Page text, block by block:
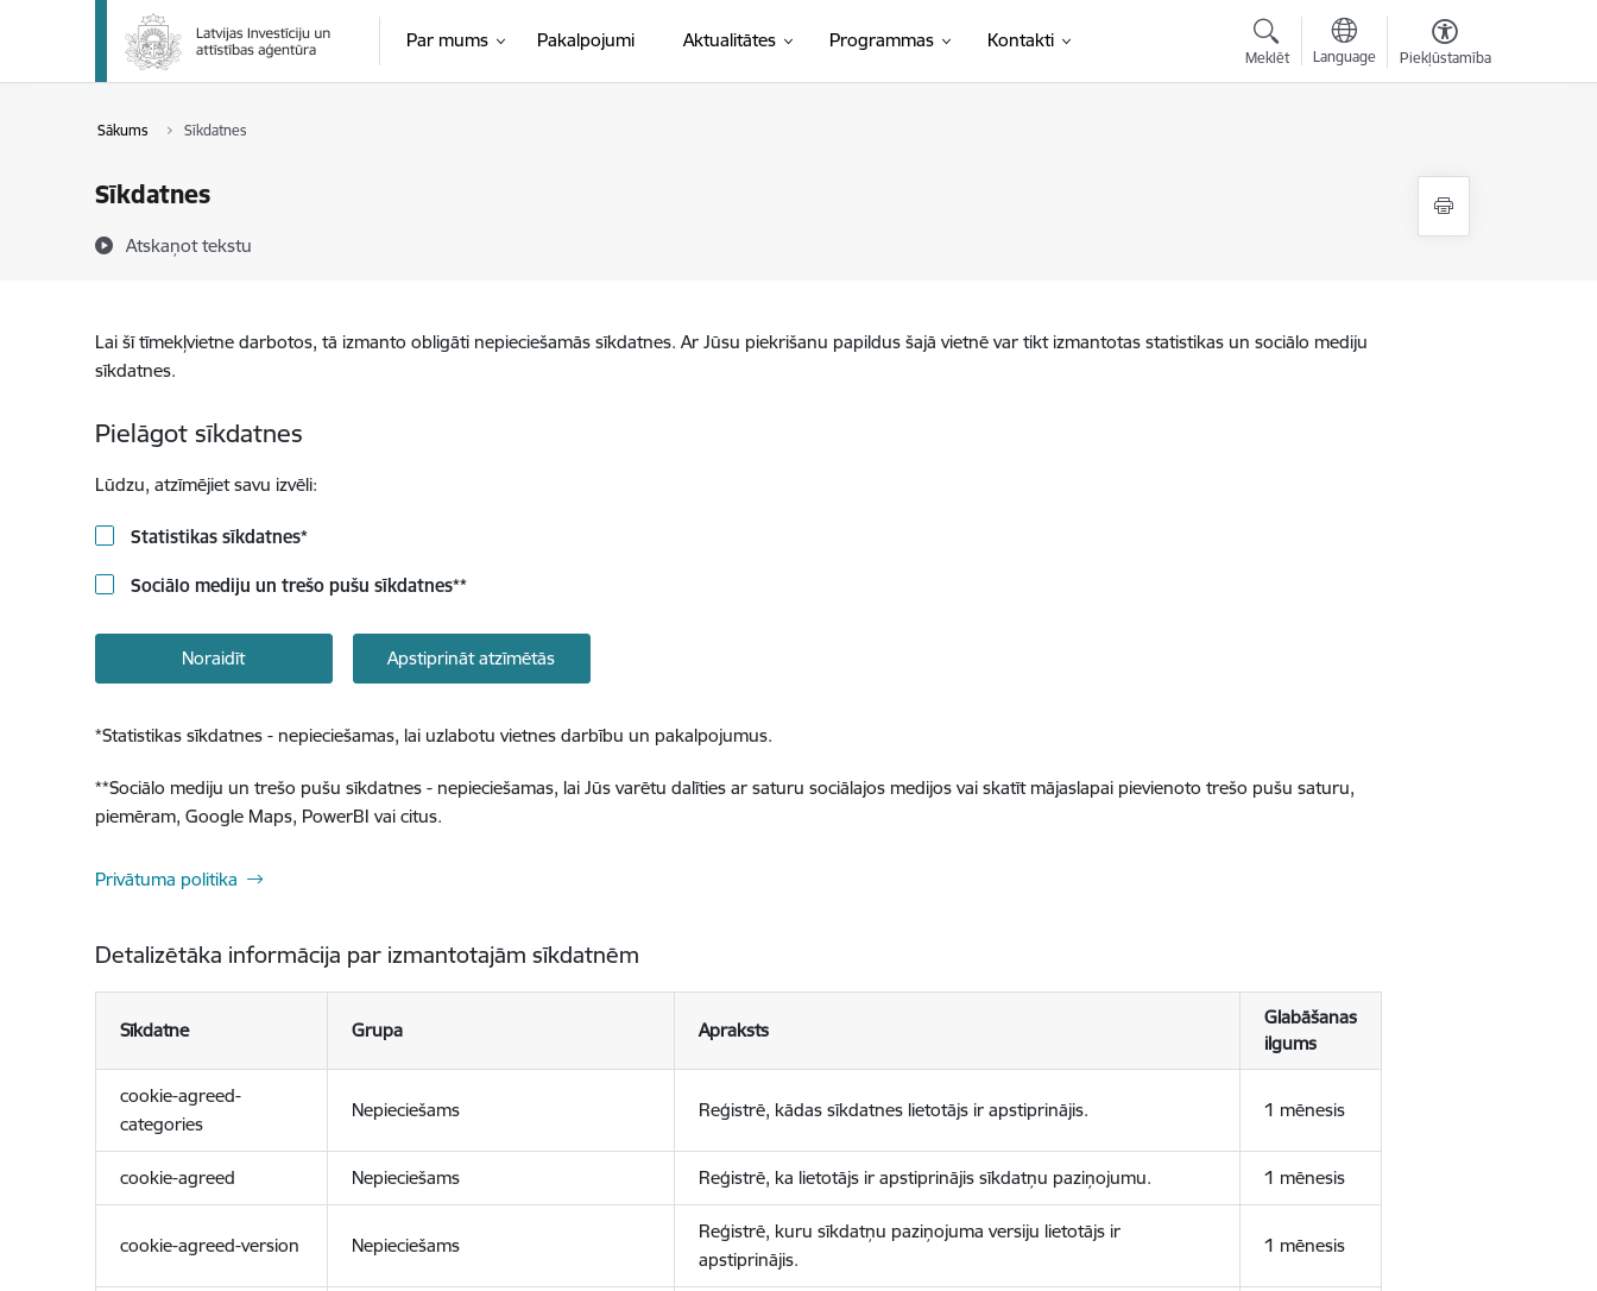
Pāriet uz lapas saturu
Par mums Pakalpojumi Aktualitātes Programmas Kontakti
Meklēt Language Piekļūstamība
Sākums Sīkdatnes
Sīkdatnes
Atskaņot tekstu
Lai šī tīmekļvietne darbotos, tā izmanto obligāti nepieciešamās sīkdatnes. Ar Jūsu piekrišanu papildus šajā vietnē var tikt izmantotas statistikas un sociālo mediju
sīkdatnes.
Pielāgot sīkdatnes
Lūdzu, atzīmējiet savu izvēli:
Statistikas sīkdatnes*
Sociālo mediju un trešo pušu sīkdatnes**
Noraidīt Apstiprināt atzīmētās
*Statistikas sīkdatnes - nepieciešamas, lai uzlabotu vietnes darbību un pakalpojumus.
**Sociālo mediju un trešo pušu sīkdatnes - nepieciešamas, lai Jūs varētu dalīties ar saturu sociālajos medijos vai skatīt mājaslapai pievienoto trešo pušu saturu,
piemēram, Google Maps, PowerBI vai citus.
Privātuma politika
Detalizētāka informācija par izmantotajām sīkdatnēm
Sīkdatne Grupa Apraksts
Glabāšanas
ilgums
cookie-agreed-
categories
Nepieciešams Reģistrē, kādas sīkdatnes lietotājs ir apstiprinājis. 1 mēnesis
cookie-agreed Nepieciešams Reģistrē, ka lietotājs ir apstiprinājis sīkdatņu paziņojumu. 1 mēnesis
cookie-agreed-version Nepieciešams
Reģistrē, kuru sīkdatņu paziņojuma versiju lietotājs ir
apstiprinājis.
1 mēnesis